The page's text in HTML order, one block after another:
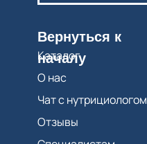
Вернуться к
началу
Каталог
О нас
Чат с нутрициологом
Отзывы